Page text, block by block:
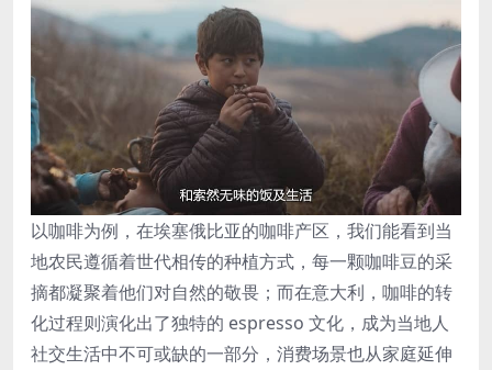
以咖啡为例，在埃塞俄比亚的咖啡产区，我们能看到当
地农民遵循着世代相传的种植方式，每一颗咖啡豆的采
摘都凝聚着他们对自然的敬畏；而在意大利，咖啡的转
化过程则演化出了独特的 espresso 文化，成为当地人
社交生活中不可或缺的一部分，消费场景也从家庭延伸